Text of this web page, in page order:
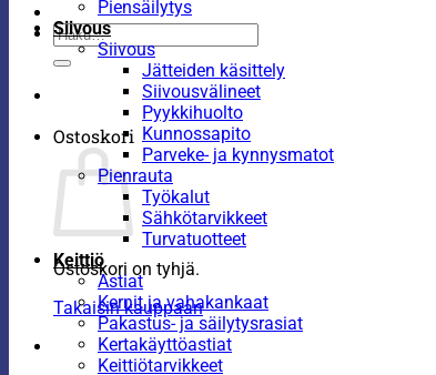
Etsi:
Ostoskori
Ostoskori on tyhjä.
Takaisin kauppaan
Piensäilytys
Siivous
Siivous
Jätteiden käsittely
Siivousvälineet
Pyykkihuolto
Kunnossapito
Parveke- ja kynnysmatot
Pienrauta
Työkalut
Sähkötarvikkeet
Turvatuotteet
Keittiö
Astiat
Kernit ja vahakankaat
Pakastus- ja säilytysrasiat
Kertakäyttöastiat
Keittiötarvikkeet